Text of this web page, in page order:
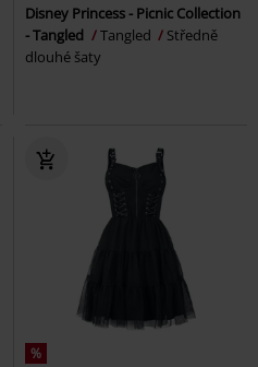
Disney Princess - Picnic Collection
- Tangled
Tangled
Středně
dlouhé šaty
%